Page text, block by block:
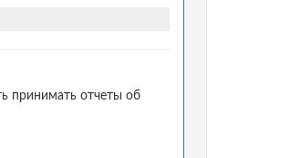
принимать отчеты об